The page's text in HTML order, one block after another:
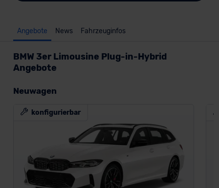
Angebote News Fahrzeuginfos
BMW 3er Limousine Plug-in-Hybrid
Angebote
Neuwagen
konfigurierbar